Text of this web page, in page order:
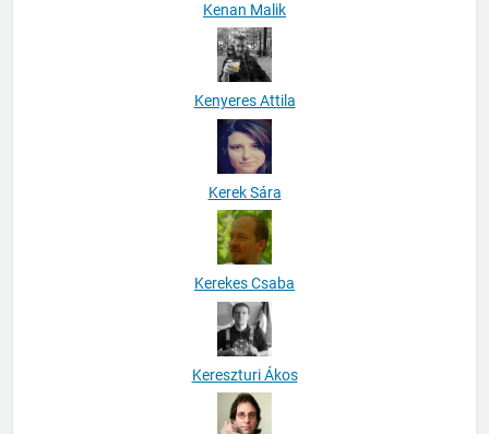
Kenan Malik
Kenyeres Attila
Kerek Sára
Kerekes Csaba
Kereszturi Ákos